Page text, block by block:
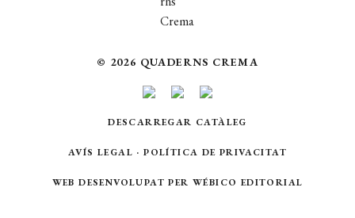
© 2026 QUADERNS CREMA
DESCARREGAR CATÀLEG
AVÍS LEGAL ·POLÍTICA DE PRIVACITAT
WEB DESENVOLUPAT PER WÉBICO EDITORIAL